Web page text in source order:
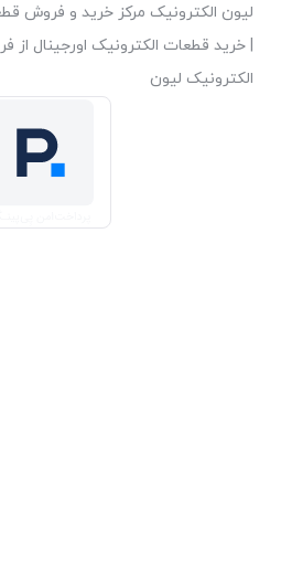
لیون الکترونیک مرکز خرید و فروش
| خرید قطعات الکترونیک اورجینال از
الکترونیک لیون